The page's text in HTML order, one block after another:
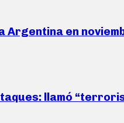
Argentina en
llamó